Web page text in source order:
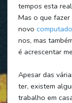
tempos esta
Mas o que fazer
novo
nos, mas
é acrescentar
Apesar das
ter, existem
trabalho em